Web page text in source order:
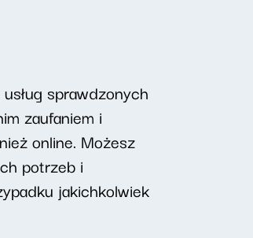
sprawdzonych
zaufaniem i
online. Możesz
potrzeb i
jakichkolwiek